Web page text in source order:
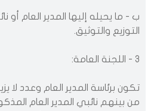
ب - ما يحيله إليها المدير العام أو
التوزيع والتوثيق.
3 - اللجنة العامة:
من بينهم نائبي المدير العام